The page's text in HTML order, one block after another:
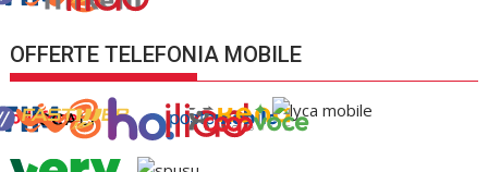
OFFERTE TELEFONIA MOBILE